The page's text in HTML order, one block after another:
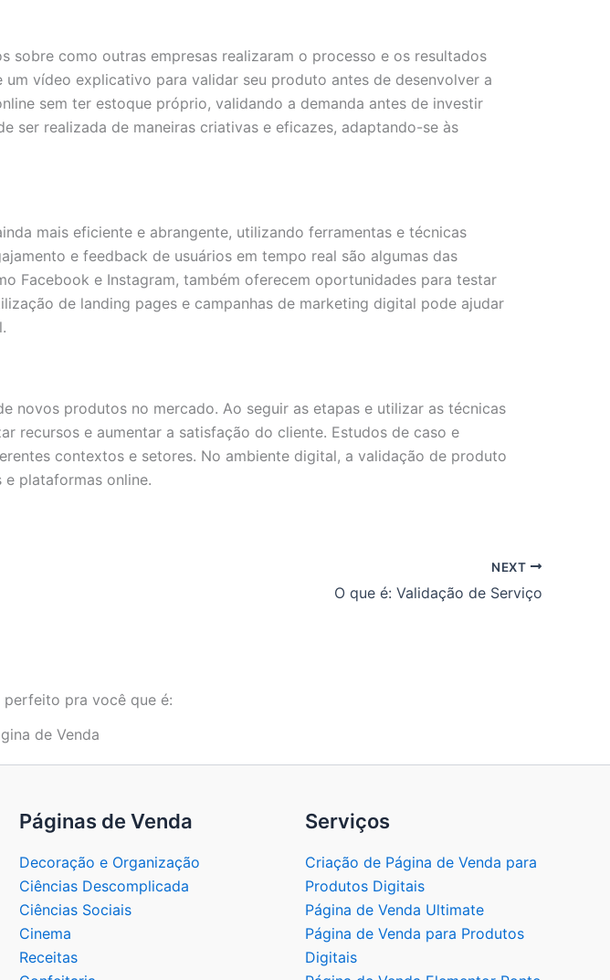
como outras empresas realizaram o processo e os resultados
vídeo explicativo para validar seu produto antes de desenvolver a
sem ter estoque próprio, validando a demanda antes de investir
ser realizada de maneiras criativas e eficazes, adaptando-se às
mais eficiente e abrangente, utilizando ferramentas e técnicas
e feedback de usuários em tempo real são algumas das
Facebook e Instagram, também oferecem oportunidades para testar
de landing pages e campanhas de marketing digital pode ajudar
novos produtos no mercado. Ao seguir as etapas e utilizar as técnicas
recursos e aumentar a satisfação do cliente. Estudos de caso e
contextos e setores. No ambiente digital, a validação de produto
plataformas online.
NEXT
O que é: Validação de Serviço
perfeito pra você que é:
Páginas de Venda
Decoração e Organização
Ciências Descomplicada
Ciências Sociais
Cinema
Receitas
Serviços
Criação de Página de Venda para
Produtos Digitais
Página de Venda Ultimate
Página de Venda para Produtos
Digitais